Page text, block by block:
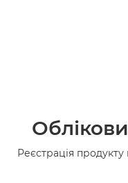
Реєстрація